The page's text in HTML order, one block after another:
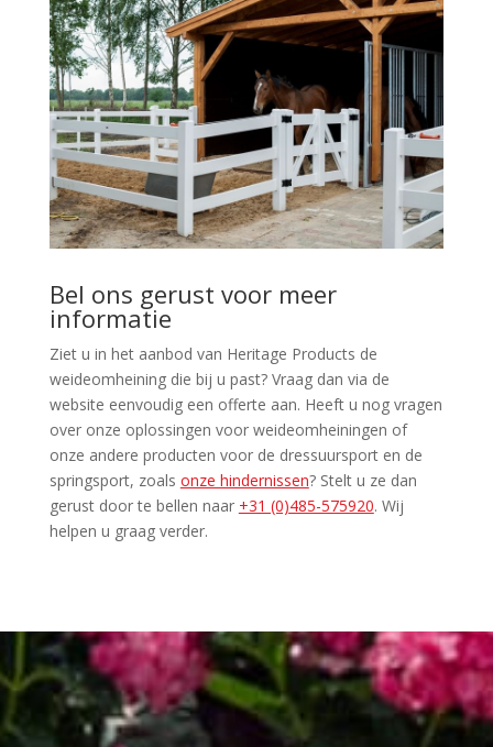
Bel ons gerust voor meer
informatie
Ziet u in het aanbod van Heritage Products de
weideomheining die bij u past? Vraag dan via de
website eenvoudig een offerte aan. Heeft u nog vragen
over onze oplossingen voor weideomheiningen of
onze andere producten voor de dressuursport en de
springsport, zoals onze hindernissen? Stelt u ze dan
gerust door te bellen naar +31 (0)485-575920. Wij
helpen u graag verder.
Home
Nieuws
Hekwerken
Heritage Fence
Artwood Fence